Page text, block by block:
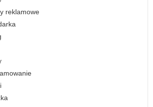
reklamowe